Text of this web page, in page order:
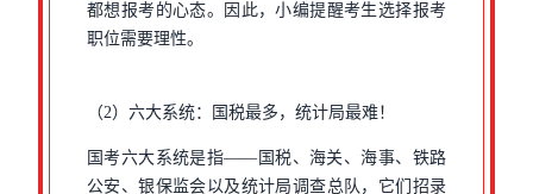
都想报考的心态。因此，小编提醒考生选择报考
职位需要理性。
（2）六大系统：国税最多，统计局最难！
国考六大系统是指——国税、海关、海事、铁路
公安、银保监会以及统计局调查总队，它们招录